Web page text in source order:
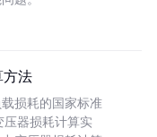
方法
损耗的国家标准
压器损耗计算实